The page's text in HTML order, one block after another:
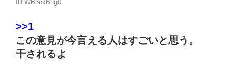
ID:WB3nxBhg0
>>1
この意見が今言える人はすごいと思う。
干されるよ